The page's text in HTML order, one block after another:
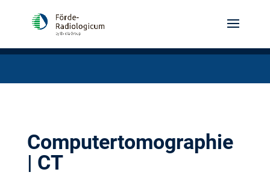
Computertomographie
| CT